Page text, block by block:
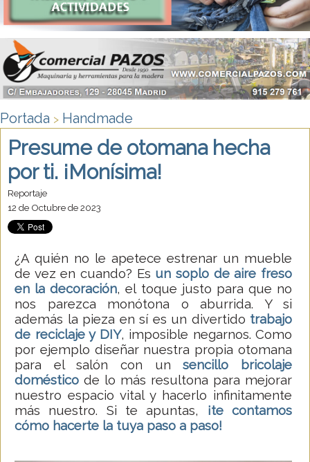
Portada > Handmade
Presume de otomana hecha
por ti. ¡Monísima!
Reportaje
12 de Octubre de 2023
¿A quién no le apetece estrenar un mueble
de vez en cuando? Es un soplo de aire freso
en la decoración, el toque justo para que no
nos parezca monótona o aburrida. Y si
además la pieza en sí es un divertido trabajo
de reciclaje y DIY, imposible negarnos. Como
por ejemplo diseñar nuestra propia otomana
para el salón con unsencillo bricolaje
doméstico de lo más resultona para mejorar
nuestro espacio vital y hacerlo infinitamente
más nuestro. Si te apuntas, ¡te contamos
cómo hacerte la tuya paso a paso!